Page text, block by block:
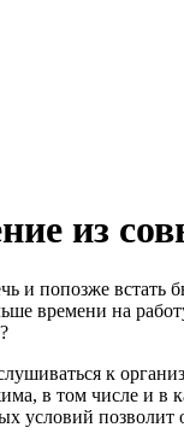
из
и попозже встать
времени на
к
в том числе и в
условий